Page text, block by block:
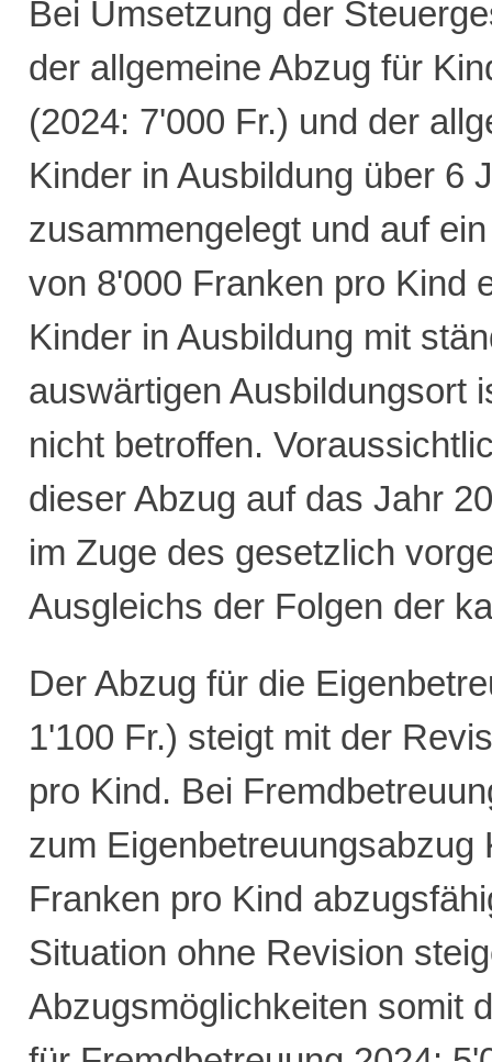
Bei Umsetzung der
der allgemeine Abzug für
(2024: 7'000 Fr.) und der
Kinder in Ausbildung über 6
zusammengelegt und auf
von 8'000 Franken pro Kind
Kinder in Ausbildung mit
auswärtigen Ausbildungsort
nicht betroffen.
dieser Abzug auf das Jahr
im Zuge des gesetzlich
Ausgleichs der Folgen der
Der Abzug für die
1'100 Fr.) steigt mit der
pro Kind. Bei
zum Eigenbetreuungsabzug
Franken pro Kind
Situation ohne Revision
Abzugsmöglichkeiten somit